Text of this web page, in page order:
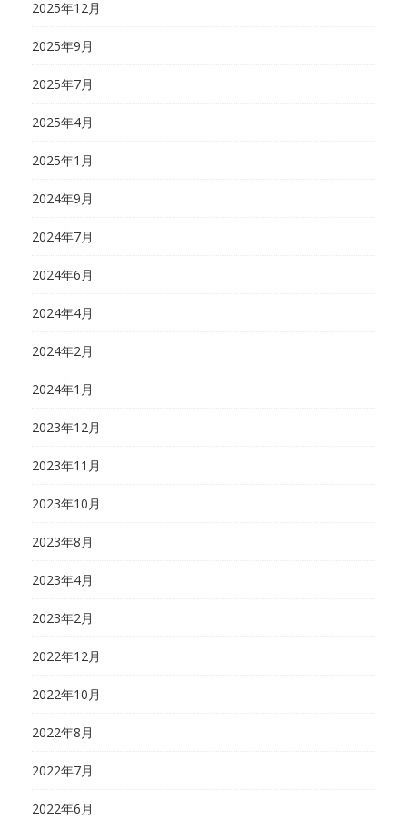
2025年12月
2025年9月
2025年7月
2025年4月
2025年1月
2024年9月
2024年7月
2024年6月
2024年4月
2024年2月
2024年1月
2023年12月
2023年11月
2023年10月
2023年8月
2023年4月
2023年2月
2022年12月
2022年10月
2022年8月
2022年7月
2022年6月